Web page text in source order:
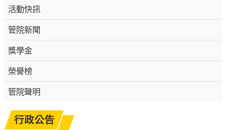
活動快訊
管院新聞
獎學金
榮譽榜
管院聲明
行政公告